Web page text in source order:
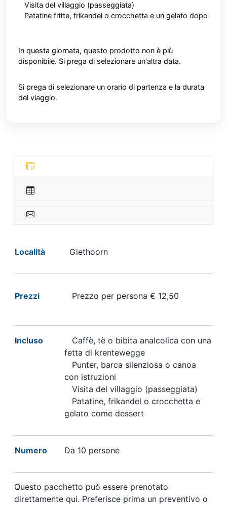
Visita del villaggio (passeggiata)
Patatine fritte, frikandel o crocchetta e un gelato dopo
In questa giornata, questo prodotto non è più
disponibile. Si prega di selezionare un'altra data.
Si prega di selezionare un orario di partenza e la durata
del viaggio.
Località Giethoorn
Prezzi Prezzo per persona € 12,50
Incluso
Caffè, tè o bibita analcolica con una
fetta di krentewegge
Punter, barca silenziosa o canoa
con istruzioni
Visita del villaggio (passeggiata)
Patatine, frikandel o crocchetta e
gelato come dessert
Numero Da 10 persone
Questo pacchetto può essere prenotato
direttamente qui. Preferisce prima un preventivo o